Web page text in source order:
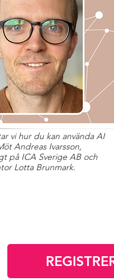
vi hur du kan använda AI
Andreas Ivarsson,
på ICA Sverige AB och
Lotta Brunmark.